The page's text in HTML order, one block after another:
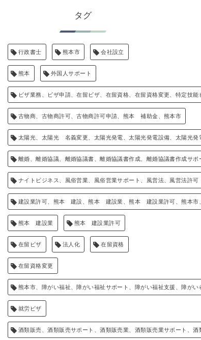
タグ
行政書士 熊本市 会社設立
熊本 外国人サポート
ビザ業務、ビザ申請、在留ビザ、在留資格、在留資格変更、特定技能
古物商、古物商許可、古物商許可申請、熊本 補助金、熊本市
太陽光、太陽光 名義変更、太陽光発電、太陽光発電設備、太陽光
離婚、離婚協議、離婚協議書、離婚協議書作成、離婚協議書作成サポ
ナイトビジネス、風俗営業、風俗営業サポート、風営法、風営法許可
建設業許可、熊本 建設、熊本 建設業、熊本 建設業許可、熊本市
熊本 建設業 熊本 建設業許可
在留ビザ 法人化 在留資格
在留資格変更
熊本市、障がい福祉、障がい福祉サポート、障がい福祉支援、障がい
就労ビザ
酒類販売、酒類販売サポート、酒類販売業、酒類販売業サポート、